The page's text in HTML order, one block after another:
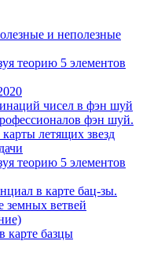
и неполезные
теорию 5 элементов
чисел в фэн шуй
фэн шуй.
летящих звезд
теорию 5 элементов
в карте бац-зы.
земных ветвей
карте базцы